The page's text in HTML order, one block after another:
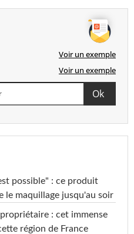
Voir un exemple
Voir un exemple
possible" : ce produit
maquillage jusqu'au soir
: cet immense
région de France